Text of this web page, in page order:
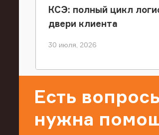
КСЭ: полный цикл
двери клиента
30 июля, 2026
Есть
нужна